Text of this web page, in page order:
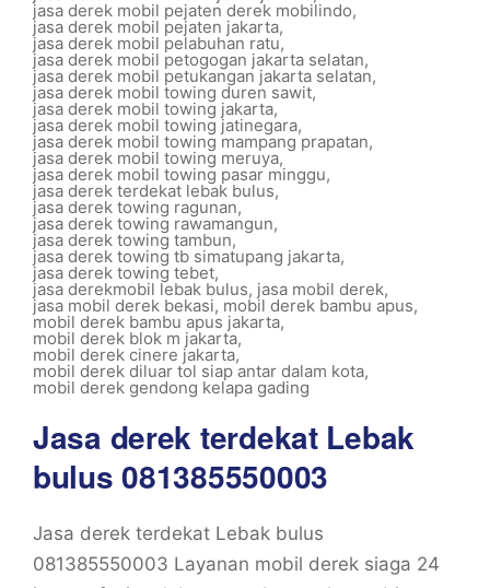
jasa derek mobil pejaten derek mobilindo,
jasa derek mobil pejaten jakarta,
jasa derek mobil pelabuhan ratu,
jasa derek mobil petogogan jakarta selatan,
jasa derek mobil petukangan jakarta selatan,
jasa derek mobil towing duren sawit,
jasa derek mobil towing jakarta,
jasa derek mobil towing jatinegara,
jasa derek mobil towing mampang prapatan,
jasa derek mobil towing meruya,
jasa derek mobil towing pasar minggu,
jasa derek terdekat lebak bulus,
jasa derek towing ragunan,
jasa derek towing rawamangun,
jasa derek towing tambun,
jasa derek towing tb simatupang jakarta,
jasa derek towing tebet,
jasa derekmobil lebak bulus, jasa mobil derek,
jasa mobil derek bekasi, mobil derek bambu apus,
mobil derek bambu apus jakarta,
mobil derek blok m jakarta,
mobil derek cinere jakarta,
mobil derek diluar tol siap antar dalam kota,
mobil derek gendong kelapa gading
Jasa derek terdekat Lebak
bulus 081385550003
Jasa derek terdekat Lebak bulus
081385550003 Layanan mobil derek siaga 24